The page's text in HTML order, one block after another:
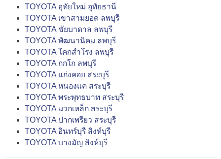
TOYOTA อุทัยใหม่ อุทัยธานี
TOYOTA เขาสามยอด ลพบุรี
TOYOTA ชัยบาดาล ลพบุรี
TOYOTA พัฒนานิคม ลพบุรี
TOYOTA โคกสำโรง ลพบุรี
TOYOTA กกโก ลพบุรี
TOYOTA แก่งคอย สระบุรี
TOYOTA หนองแค สระบุรี
TOYOTA พระพุทธบาท สระบุรี
TOYOTA มวกเหล็ก สระบุรี
TOYOTA ปากเพรียว สระบุรี
TOYOTA อินทร์บุรี สิงห์บุรี
TOYOTA บางมัญ สิงห์บุรี